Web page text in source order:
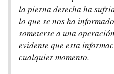
la pierna derecha ha
lo que se nos ha
someterse a una
evidente que esta
cualquier momento.